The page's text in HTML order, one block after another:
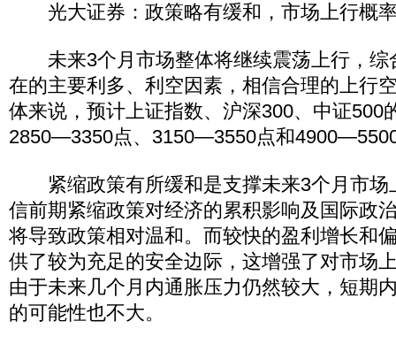
光大证券：政策略有缓和，市场上行概
未来3个月市场整体将继续震荡上行，综
在的主要利多、利空因素，相信合理的上行
体来说，预计上证指数、沪深300、中证500
2850—3350点、3150—3550点和
紧缩政策有所缓和是支撑未来3个月市场
信前期紧缩政策对经济的累积影响及国际政
将导致政策相对温和。而较快的盈利增长和
供了较为充足的安全边际，这增强了对市场
由于未来几个月内通胀压力仍然较大，短期
的可能性也不大。